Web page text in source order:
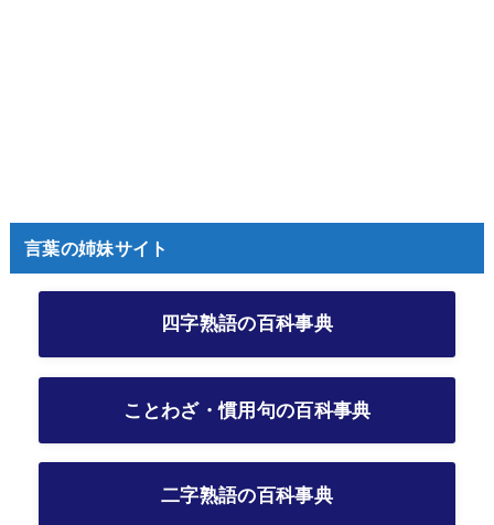
言葉の姉妹サイト
四字熟語の百科事典
ことわざ・慣用句の百科事典
二字熟語の百科事典